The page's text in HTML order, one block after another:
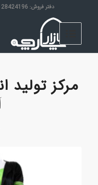
دفتر فروش: 02128424196/ کارشناسان: 09128573405
مرکز تولید